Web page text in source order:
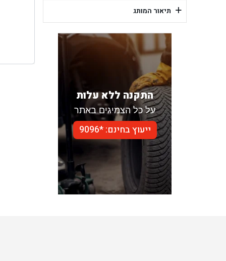
+ תיאור המותג
התקנה ללא עלות
על כל הצמיגים באתר
ייעוץ בחינם: *9096